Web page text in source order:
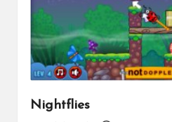
Nightflies